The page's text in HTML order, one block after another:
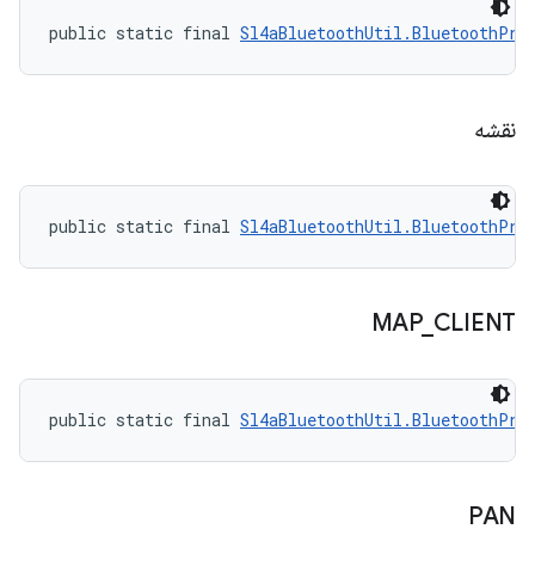
public static final
نقشه
public static final
MAP_ CLIENT
public static final
PAN